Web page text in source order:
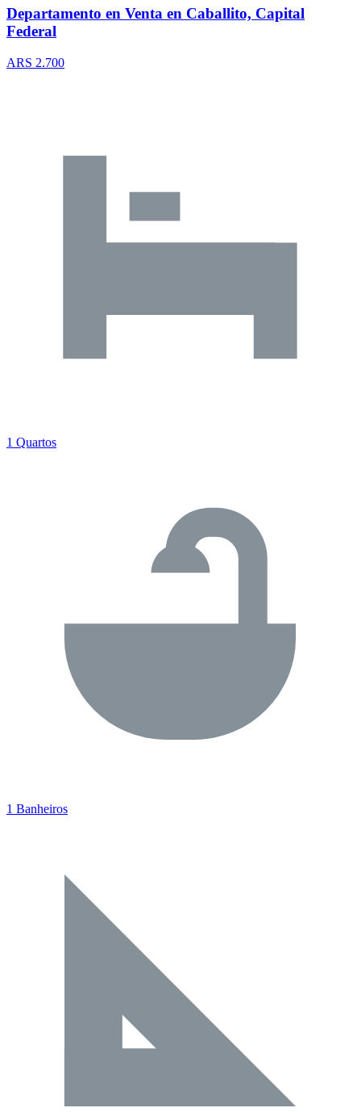
Departamento en Venta en Caballito, Capital
Federal
ARS 2.700
1 Quartos
1 Banheiros